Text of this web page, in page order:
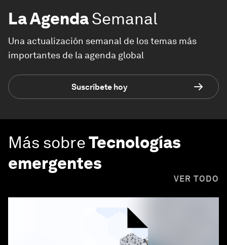
La AgendaSemanal
Una actualización semanal de los temas más
importantes de la agenda global
Suscríbete hoy
Más sobreTecnologías
emergentes
VER TODO